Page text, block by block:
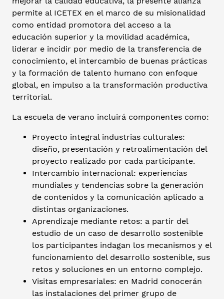
permite al ICETEX en el marco de su misionalidad
como entidad promotora del acceso a la
educación superior y la movilidad académica,
liderar e incidir por medio de la transferencia de
conocimiento, el intercambio de buenas prácticas
y la formación de talento humano con enfoque
global, en impulso a la transformación productiva
territorial.
La escuela de verano incluirá componentes como:
Proyecto integral industrias culturales:
diseño, presentación y retroalimentación del
proyecto realizado por cada participante.
Intercambio internacional: experiencias
mundiales y tendencias sobre la generación
de contenidos y la comunicación aplicado a
distintas organizaciones.
Aprendizaje mediante retos: a partir del
estudio de un caso de desarrollo sostenible
los participantes indagan los mecanismos y el
funcionamiento del desarrollo sostenible, sus
retos y soluciones en un entorno complejo.
Visitas empresariales: en Madrid conocerán
las instalaciones del primer grupo de